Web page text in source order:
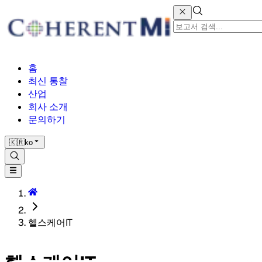
홈
최신 통찰
산업
회사 소개
문의하기
🇰🇷ko
헬스케어IT